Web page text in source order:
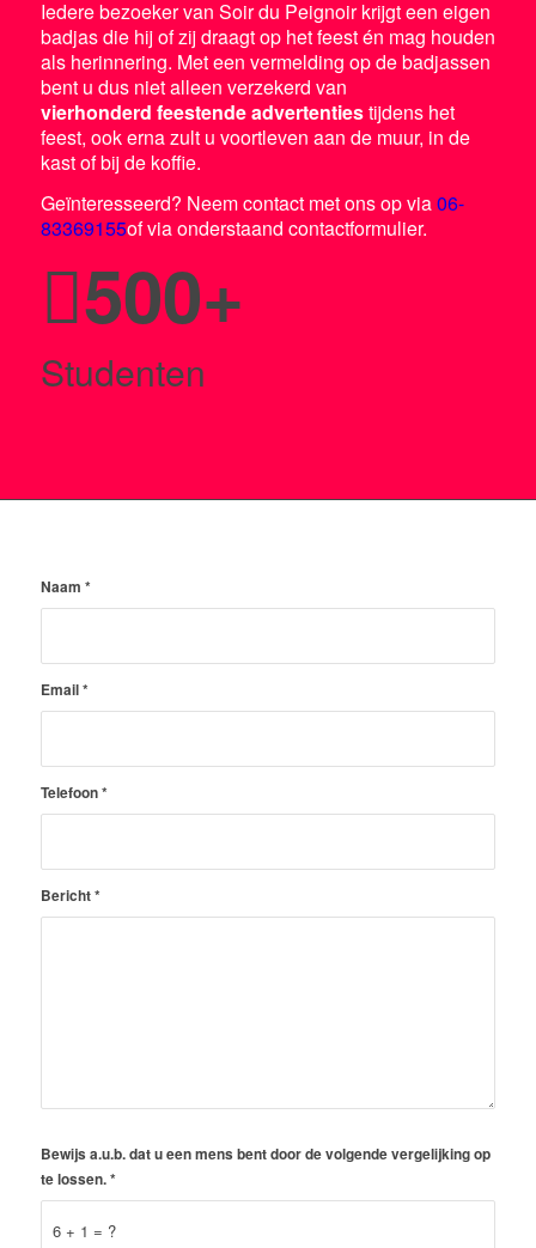
Iedere bezoeker van Soir du Peignoir krijgt een eigen
badjas die hij of zij draagt op het feest én mag houden
als herinnering. Met een vermelding op de badjassen
bent u dus niet alleen verzekerd van
vierhonderd feestende advertentiestijdens het
feest, ook erna zult u voortleven aan de muur, in de
kast of bij de koffie.
Geïnteresseerd? Neem contact met ons op via06-
83369155of via onderstaand contactformulier.
500+
Studenten
Naam *
Email*
Telefoon*
Bericht*
6 + 1 = ?
Bewijs a.u.b. dat u een mens bent door de volgende vergelijking op
te lossen.*